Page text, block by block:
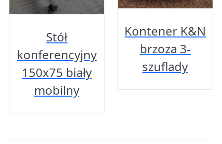
Stół
konferencyjny
150x75 biały
mobilny
Kontener K&N
brzoza 3-
szuflady